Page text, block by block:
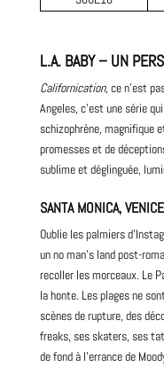
L.A. BABY – UN
Californication, ce n’est
Angeles, c’est une série
schizophrène, magnifique
promesses et de
sublime et déglinguée,
SANTA MONICA,
Oublie les palmiers
un no man’s land post-
recoller les morceaux. Le
la honte. Les plages ne
scènes de rupture, des
freaks, ses skaters, ses
de fond à l’errance de